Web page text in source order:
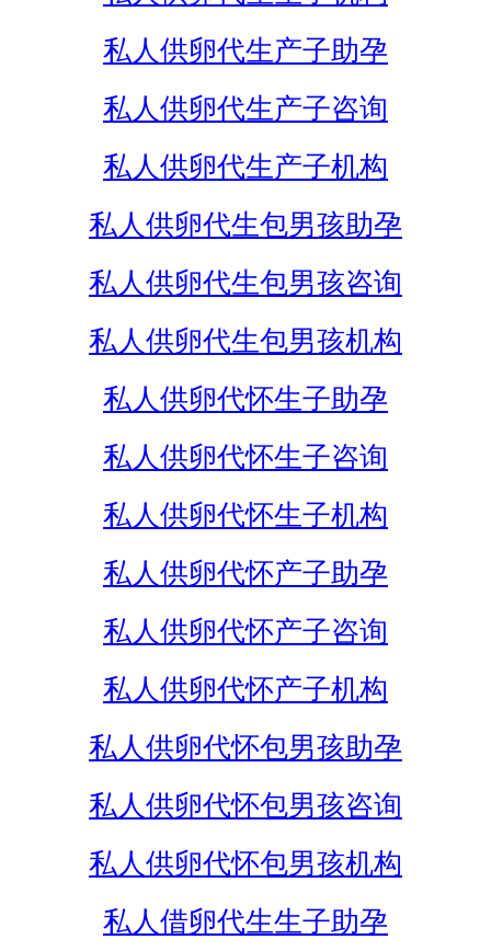
私人供卵代生产子助孕
私人供卵代生产子咨询
私人供卵代生产子机构
私人供卵代生包男孩助孕
私人供卵代生包男孩咨询
私人供卵代生包男孩机构
私人供卵代怀生子助孕
私人供卵代怀生子咨询
私人供卵代怀生子机构
私人供卵代怀产子助孕
私人供卵代怀产子咨询
私人供卵代怀产子机构
私人供卵代怀包男孩助孕
私人供卵代怀包男孩咨询
私人供卵代怀包男孩机构
私人借卵代生生子助孕